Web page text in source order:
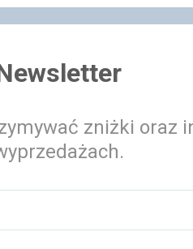
zniżki oraz